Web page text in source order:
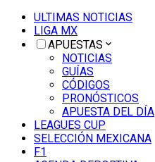
ULTIMAS NOTICIAS
LIGA MX
APUESTAS
NOTICIAS
GUÍAS
CÓDIGOS
PRONÓSTICOS
APUESTA DEL DÍA
LEAGUES CUP
SELECCIÓN MEXICANA
F1